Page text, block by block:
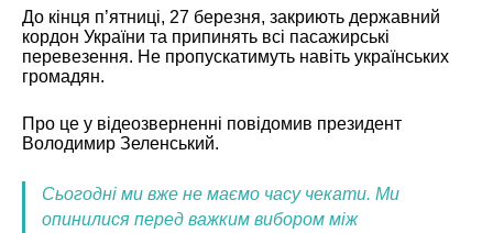
До кінця п’ятниці, 27 березня, закриють державний
кордон України та припинять всі пасажирські
перевезення. Не пропускатимуть навіть українських
громадян.
Про це у відеозверненні повідомив президент
Володимир Зеленський.
Сьогодні ми вже не маємо часу чекати. Ми
опинилися перед важким вибором між